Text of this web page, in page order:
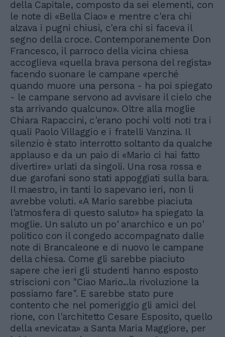
della Capitale, composto da sei elementi, con
le note di «Bella Ciao» e mentre c'era chi
alzava i pugni chiusi, c'era chi si faceva il
segno della croce. Contemporanemente Don
Francesco, il parroco della vicina chiesa
accoglieva «quella brava persona del regista»
facendo suonare le campane «perché
quando muore una persona - ha poi spiegato
- le campane servono ad avvisare il cielo che
sta arrivando qualcuno». Oltre alla moglie
Chiara Rapaccini, c'erano pochi volti noti tra i
quali Paolo Villaggio e i fratelli Vanzina. Il
silenzio è stato interrotto soltanto da qualche
applauso e da un paio di «Mario ci hai fatto
divertire» urlati da singoli. Una rosa rossa e
due garofani sono stati appoggiati sulla bara.
Il maestro, in tanti lo sapevano ieri, non li
avrebbe voluti. «A Mario sarebbe piaciuta
l'atmosfera di questo saluto» ha spiegato la
moglie. Un saluto un po' anarchico e un po'
politico con il congedo accompagnato dalle
note di Brancaleone e di nuovo le campane
della chiesa. Come gli sarebbe piaciuto
sapere che ieri gli studenti hanno esposto
striscioni con "Ciao Mario...la rivoluzione la
possiamo fare". E sarebbe stato pure
contento che nel pomeriggio gli amici del
rione, con l'architetto Cesare Esposito, quello
della «nevicata» a Santa Maria Maggiore, per